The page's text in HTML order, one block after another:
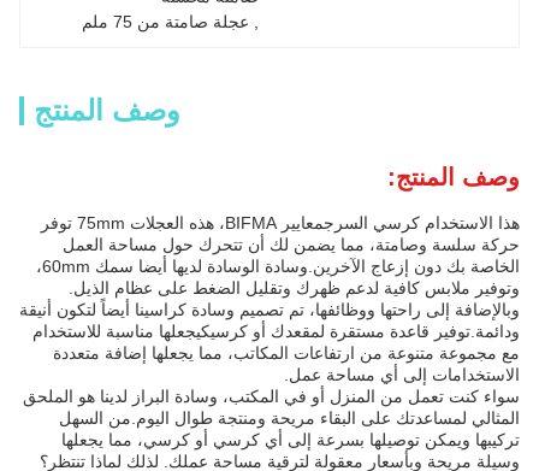
عجلة صامتة من 75 ملم
وصف المنتج
وصف المنتج:
هذا الاستخدام كرسي السرج
معايير BIFMA، هذه العجلات 75mm توفر
حركة سلسة وصامتة، مما يضمن لك أن تتحرك حول مساحة العمل
الخاصة بك دون إزعاج الآخرين.وسادة الوسادة لديها أيضا سمك 60mm،
وتوفير ملابس كافية لدعم ظهرك وتقليل الضغط على عظام الذيل.
وبالإضافة إلى راحتها ووظائفها، تم تصميم وسادة كراسينا أيضاً لتكون أنيقة
ودائمة.توفير قاعدة مستقرة لمقعدك أو كرسيكيجعلها مناسبة للاستخدام
مع مجموعة متنوعة من ارتفاعات المكاتب، مما يجعلها إضافة متعددة
الاستخدامات إلى أي مساحة عمل.
سواء كنت تعمل من المنزل أو في المكتب، وسادة البراز لدينا هو الملحق
المثالي لمساعدتك على البقاء مريحة ومنتجة طوال اليوم.من السهل
تركيبها ويمكن توصيلها بسرعة إلى أي كرسي أو كرسي، مما يجعلها
وسيلة مريحة وبأسعار معقولة لترقية مساحة عملك. لذلك لماذا تنتظر؟